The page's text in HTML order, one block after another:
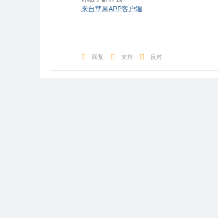
来自苹果APP客户端
回复 支持 反对